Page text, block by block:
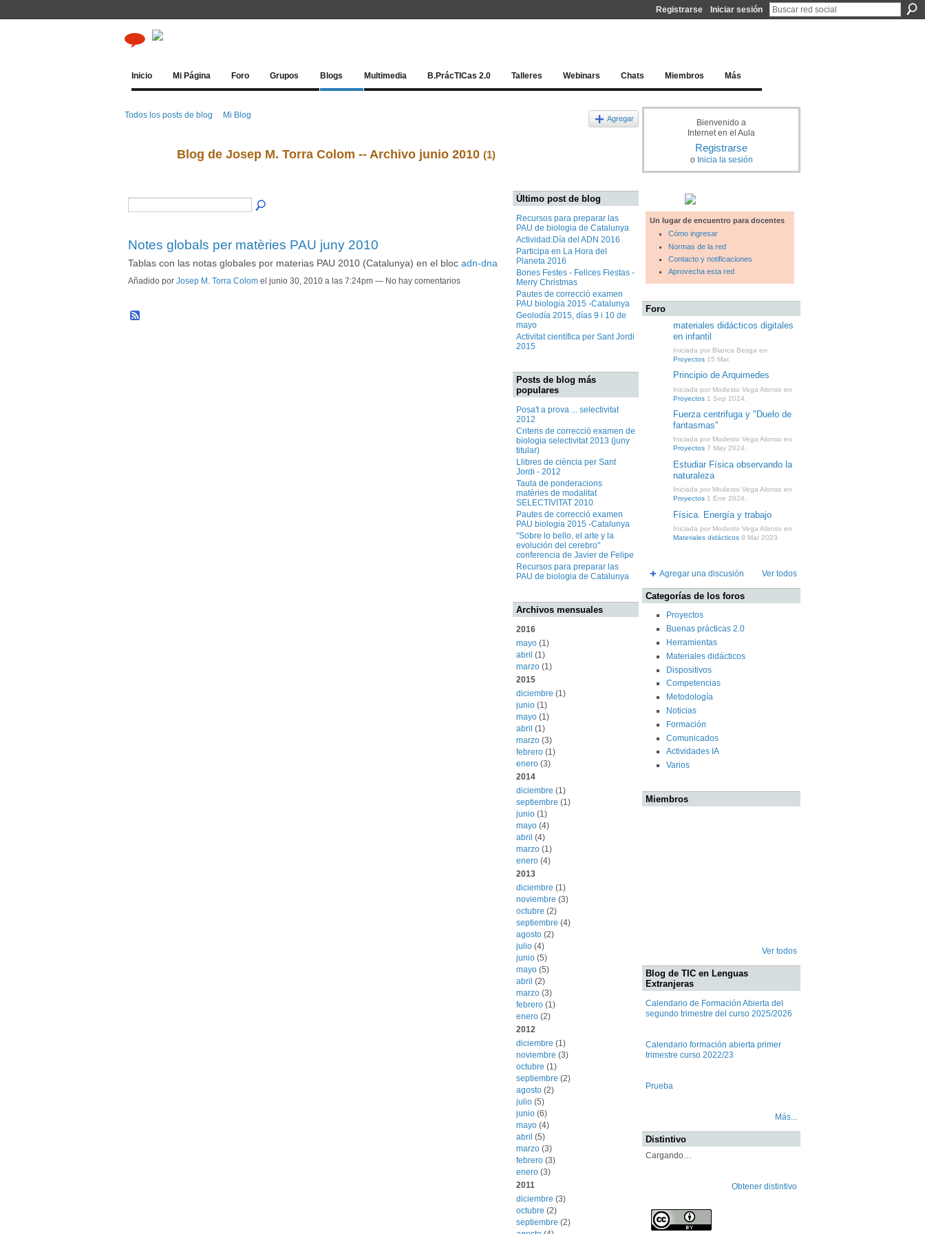
Registrarse Iniciar sesión
Inicio Mi Página Foro Grupos Blogs Multimedia B.PrácTICas 2.0 Talleres Webinars Chats Miembros Más
Todos los posts de blog Mi Blog Agregar
Blog de Josep M. Torra Colom -- Archivo junio 2010 (1)
Notes globals per matèries PAU juny 2010
Tablas con las notas globales por materias PAU 2010 (Catalunya) en el bloc adn-dna
Añadido por Josep M. Torra Colom el junio 30, 2010 a las 7:24pm — No hay comentarios
Último post de blog
Recursos para preparar las
PAU de biologia de Catalunya
Actividad:Día del ADN 2016
Participa en La Hora del
Planeta 2016
Bones Festes - Felices Fiestas -
Merry Christmas
Pautes de correcció examen
PAU biologia 2015 -Catalunya
Geolodía 2015, días 9 i 10 de
mayo
Activitat científica per Sant Jordi
2015
Posts de blog más
populares
Posa't a prova ... selectivitat
2012
Criteris de correcció examen de
biologia selectivitat 2013 (juny
titular)
Llibres de ciència per Sant
Jordi - 2012
Taula de ponderacions
matèries de modalitat
SELECTIVITAT 2010
Pautes de correcció examen
PAU biologia 2015 -Catalunya
"Sobre lo bello, el arte y la
evolución del cerebro"
conferencia de Javier de Felipe
Recursos para preparar las
PAU de biologia de Catalunya
Archivos mensuales
2016
mayo (1)
abril (1)
marzo (1)
2015
diciembre (1)
junio (1)
mayo (1)
abril (1)
marzo (3)
febrero (1)
enero (3)
2014
diciembre (1)
septiembre (1)
junio (1)
mayo (4)
abril (4)
marzo (1)
enero (4)
2013
diciembre (1)
noviembre (3)
octubre (2)
septiembre (4)
agosto (2)
julio (4)
junio (5)
mayo (5)
abril (2)
marzo (3)
febrero (1)
enero (2)
2012
diciembre (1)
noviembre (3)
octubre (1)
septiembre (2)
agosto (2)
julio (5)
junio (6)
mayo (4)
abril (5)
marzo (3)
febrero (3)
enero (3)
2011
diciembre (3)
octubre (2)
septiembre (2)
Bienvenido a
Internet en el Aula
Registrarse
o Inicia la sesión
Un lugar de encuentro para docentes
Cómo ingresar
Normas de la red
Contacto y notificaciones
Aprovecha esta red
Foro
materiales didácticos digitales
en infantil
Iniciada por Blanca Besga en
Proyectos 15 Mar.
Principio de Arquimedes
Iniciada por Modesto Vega Alonso en
Proyectos 1 Sep 2024.
Fuerza centrifuga y "Duelo de
fantasmas"
Iniciada por Modesto Vega Alonso en
Proyectos 7 May 2024.
Estudiar Física observando la
naturaleza
Iniciada por Modesto Vega Alonso en
Proyectos 1 Ene 2024.
Física. Energía y trabajo
Iniciada por Modesto Vega Alonso en
Materiales didácticos 8 Mar 2023.
Agregar una discusión Ver todos
Categorías de los foros
Proyectos
Buenas prácticas 2.0
Herramientas
Materiales didácticos
Dispositivos
Competencias
Metodología
Noticias
Formación
Comunicados
Actividades IA
Varios
Miembros
Ver todos
Blog de TIC en Lenguas
Extranjeras
Calendario de Formación Abierta del
segundo trimestre del curso 2025/2026
Calendario formación abierta primer
trimestre curso 2022/23
Prueba
Más...
Distintivo
Cargando…
Obtener distintivo